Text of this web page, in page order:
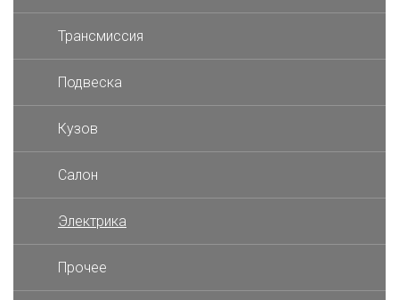
Трансмиссия
Подвеска
Кузов
Салон
Электрика
Прочее